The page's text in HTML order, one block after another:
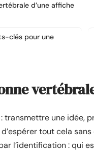
d’une affiche
clés pour une
transmettre une idée,
d’espérer tout cela
l’identification : qui